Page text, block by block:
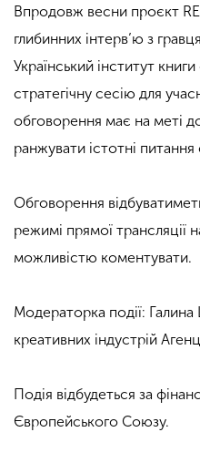
Впродовж весни проєкт
глибинних інтерв’ю з
Український інститут
стратегічну сесію для
обговорення має на меті
ранжувати істотні
Обговорення
режимі прямої трансляції
можливістю коментувати.
Модераторка події:
креативних індустрій
Подія відбудеться за
Європейського Союзу.